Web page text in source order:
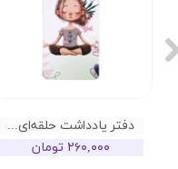
دفتر یادداشت حلقه‌ای دات نوت سری دختران طرح 07
۲۶۰,۰۰۰ تومان